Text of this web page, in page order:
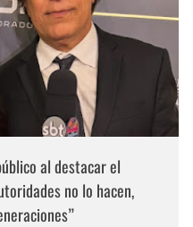
al destacar el
no lo hacen,